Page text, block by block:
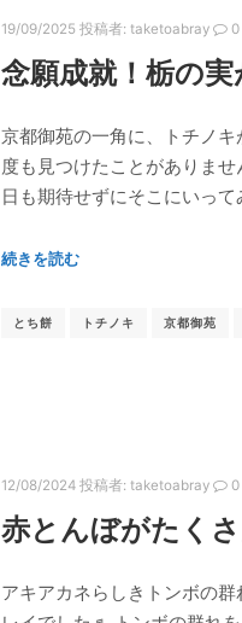
19/09/2025 投稿者: taketoabray 0
念願成就！栃の
京都御苑の一角に、トチノ
度も見つけたことがありま
日も期待せずにそこにいっ
続きを読む
とち餅 トチノキ 京都御苑
12/08/2024 投稿者: taketoabray 0
赤とんぼがたく
アキアカネらしきトンボの